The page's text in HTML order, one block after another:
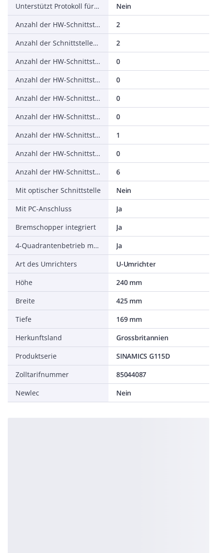
Unterstützt Protokoll für sonstige Bussysteme
Nein
Anzahl der HW-Schnittstellen Industrial Ethernet
2
Anzahl der Schnittstellen PROFINET
2
Anzahl der HW-Schnittstellen seriell RS-232
0
Anzahl der HW-Schnittstellen seriell RS-422
0
Anzahl der HW-Schnittstellen seriell RS-485
0
Anzahl der HW-Schnittstellen seriell TTY
0
Anzahl der HW-Schnittstellen USB
1
Anzahl der HW-Schnittstellen parallel
0
Anzahl der HW-Schnittstellen sonstige
6
Mit optischer Schnittstelle
Nein
Mit PC-Anschluss
Ja
Bremschopper integriert
Ja
4-Quadrantenbetrieb möglich
Ja
Art des Umrichters
U-Umrichter
Höhe
240 mm
Breite
425 mm
Tiefe
169 mm
Herkunftsland
Grossbritannien
Produktserie
SINAMICS G115D
Zolltarifnummer
85044087
Newlec
Nein